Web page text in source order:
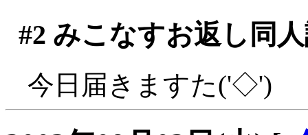
#2 みこなすお返し同
今日届きますた('◇')ゞ